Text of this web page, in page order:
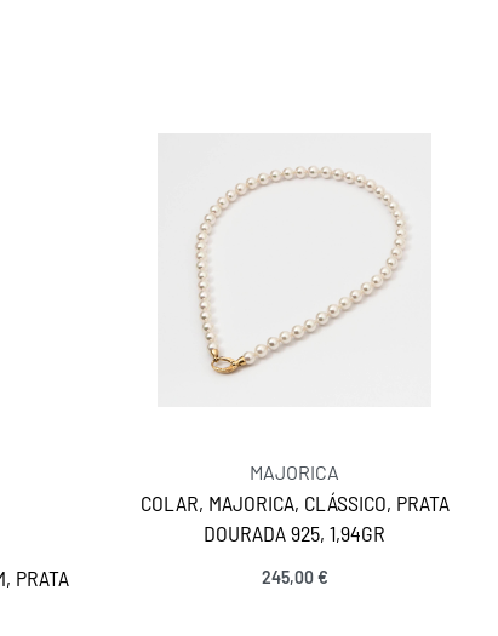
PRATA
MAJORICA
COLAR, MAJORICA, CLÁSSICO, PRATA
DOURADA 925, 1,94GR
245,00€